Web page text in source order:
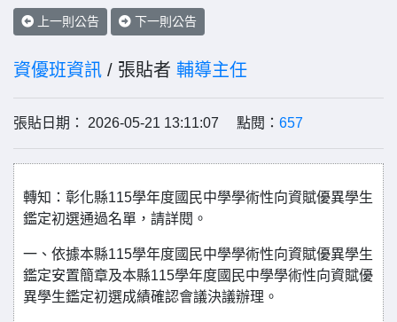
上一則公告 下一則公告
資優班資訊 / 張貼者 輔導主任
張貼日期： 2026-05-21 13:11:07 點閱： 657
轉知：彰化縣115學年度國民中學學術性向資賦優異學生
鑑定初選通過名單，請詳閱。
一、依據本縣115學年度國民中學學術性向資賦優異學生
鑑定安置簡章及本縣115學年度國民中學學術性向資賦優
異學生鑑定初選成績確認會議決議辦理。